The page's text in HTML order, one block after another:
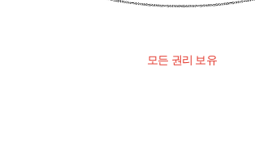
모든 권리 보유